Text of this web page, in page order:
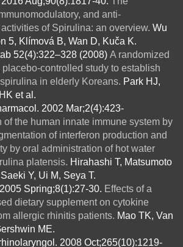
and anti-
of Spirulina: an overview. Wu
5, Klímová B, Wan D, Kuča K.
52(4):322–328 (2008) A randomized
controlled study to establish
in elderly Koreans. Park HJ,
et al.
2002 Mar;2(4):423-
of the human innate immune system by
of interferon production and
by oral administration of hot water
platensis. Hirahashi T, Matsumoto
Y, Ui M, Seya T.
Spring;8(1):27-30. Effects of a
dietary supplement on cytokine
allergic rhinitis patients. Mao TK, Van
ME.
2008 Oct;265(10):1219-